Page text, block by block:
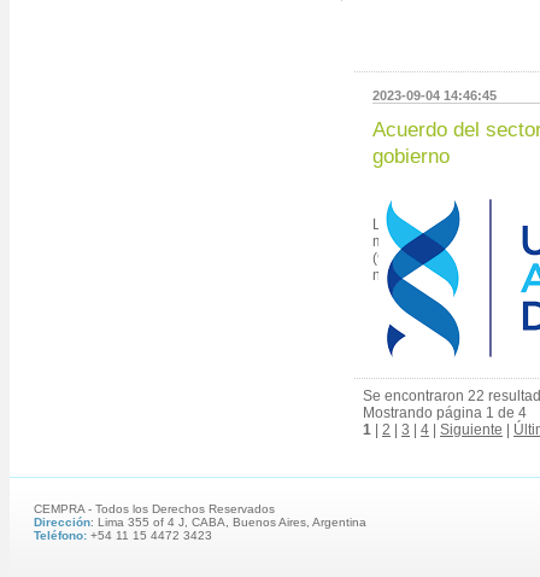
2023-09-04 14:46:45
Acuerdo del
gobierno
Las empresas de
mantener sin aumentos
(90) días para los
no superiores a $2 m...
Se encontraron 22
Mostrando página 1 de 4
1
2 3 4 Siguiente
CEMPRA - Todos los Derechos Reservados
Dirección: Lima 355 of 4 J, CABA, Buenos Aires, Argentina
Teléfono: +54 11 15 4472 3423